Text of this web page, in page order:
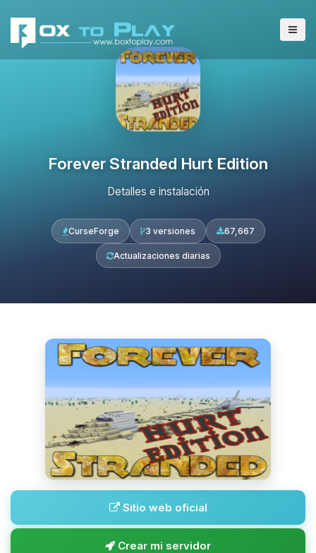
Forever Stranded Hurt Edition
Detalles e instalación
CurseForge 3 versiones 67,667
Actualizaciones diarias
Sitio web oficial
Crear mi servidor